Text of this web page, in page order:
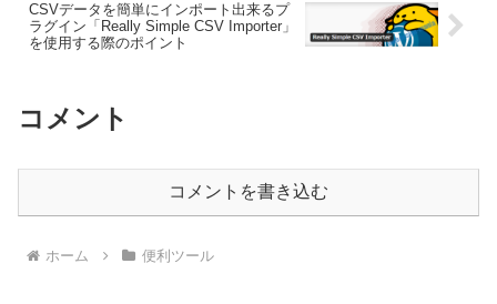
CSVデータを簡単にインポート出来るプ
ラグイン「Really Simple CSV Importer」
を使用する際のポイント
コメント
コメントを書き込む
ホーム 便利ツール